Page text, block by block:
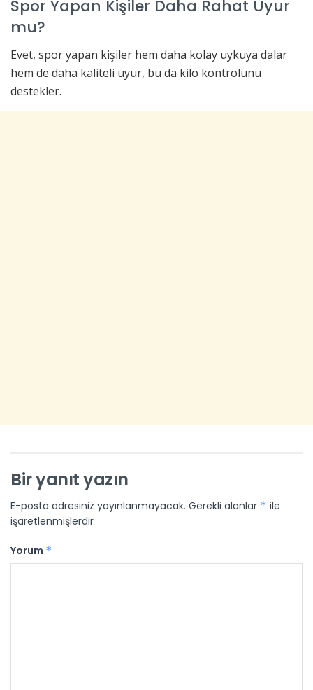
Spor Yapan Kişiler Daha Rahat Uyur
mu?
Evet, spor yapan kişiler hem daha kolay uykuya dalar
hem de daha kaliteli uyur, bu da kilo kontrolünü
destekler.
Bir yanıt yazın
E-posta adresiniz yayınlanmayacak. Gerekli alanlar * ile
işaretlenmişlerdir
Yorum *